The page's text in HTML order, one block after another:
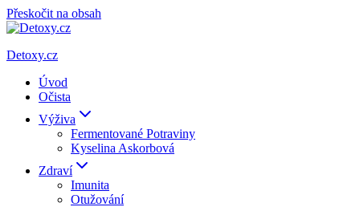
Přeskočit na obsah
Detoxy.cz
Úvod
Očista
Výživa
Fermentované Potraviny
Kyselina Askorbová
Zdraví
Imunita
Otužování